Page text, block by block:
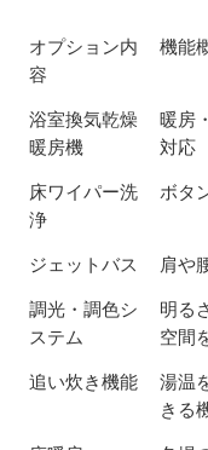
オプション内
容
機能
浴室換気乾燥
暖房機
暖房
対応
床ワイパー洗
浄
ボタ
ジェットバス 肩や
調光・調色シ
ステム
明る
空間
追い炊き機能
湯温
きる